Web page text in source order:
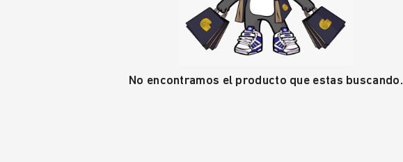
No encontramos el producto que estas buscando.